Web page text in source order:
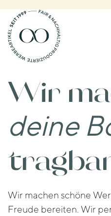
Logo Manroof
Wir
deine
Wir machen schöne
Freude bereiten. Wir